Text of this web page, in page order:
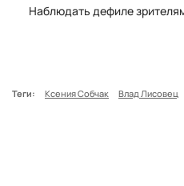
Наблюдать дефиле
Теги:
Ксения Собчак Влад Лисовец